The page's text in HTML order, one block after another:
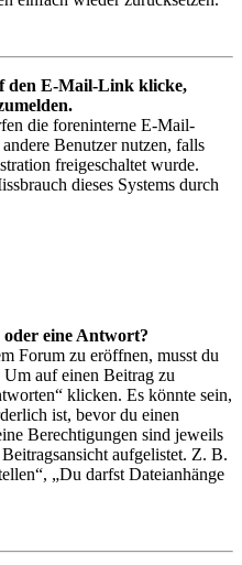
den E-Mail-Link klicke,
die foreninterne E-Mail-
Benutzer nutzen, falls
freigeschaltet wurde.
dieses Systems durch
oder eine Antwort?
Forum zu eröffnen, musst du
auf einen Beitrag zu
klicken. Es könnte sein,
ist, bevor du einen
Berechtigungen sind jeweils
aufgelistet. Z. B.
„Du darfst Dateianhänge